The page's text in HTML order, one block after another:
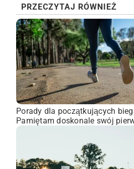
PRZECZYTAJ RÓWNIEŻ
Porady dla początkujących
Pamiętam doskonale swój